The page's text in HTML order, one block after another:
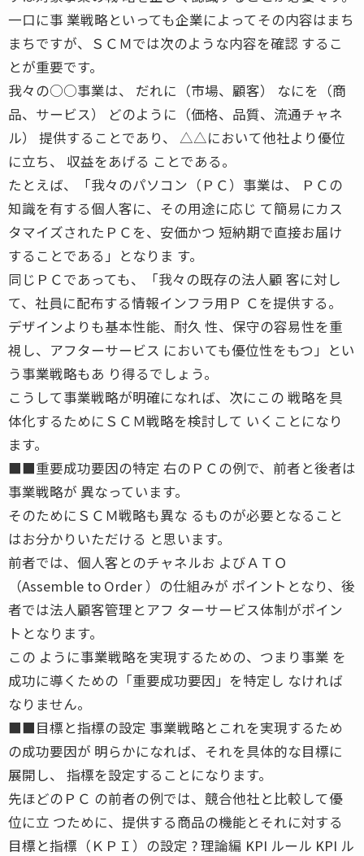
一口に事 業戦略といっても企業によってその内容はまち
まちですが、ＳＣＭでは次のような内容を確認 するこ
とが重要です。
我々の○○事業は、 だれに（市場、顧客） なにを（商
品、サービス） どのように（価格、品質、流通チャネ
ル） 提供することであり、 △△において他社より優位
に立ち、 収益をあげる ことである。
たとえば、「我々のパソコン（ＰＣ）事業は、 ＰＣの
知識を有する個人客に、その用途に応じ て簡易にカス
タマイズされたＰＣを、安価かつ 短納期で直接お届け
することである」となりま す。
同じＰＣであっても、「我々の既存の法人顧 客に対し
て、社員に配布する情報インフラ用Ｐ Ｃを提供する。
デザインよりも基本性能、耐久 性、保守の容易性を重
視し、アフターサービス においても優位性をもつ」とい
う事業戦略もあ り得るでしょう。
こうして事業戦略が明確になれば、次にこの 戦略を具
体化するためにＳＣＭ戦略を検討して いくことになり
ます。
■■重要成功要因の特定 右のＰＣの例で、前者と後者は
事業戦略が 異なっています。
そのためにＳＣＭ戦略も異な るものが必要となること
はお分かりいただける と思います。
前者では、個人客とのチャネルお よびＡＴＯ
（Assemble to Order ）の仕組みが ポイントとなり、後
者では法人顧客管理とアフ ターサービス体制がポイン
トとなります。
この ように事業戦略を実現するための、つまり事業 を
成功に導くための「重要成功要因」を特定し なければ
なりません。
■■目標と指標の設定 事業戦略とこれを実現するため
の成功要因が 明らかになれば、それを具体的な目標に
展開し、 指標を設定することになります。
先ほどのＰＣ の前者の例では、競合他社と比較して優
位に立 つために、提供する商品の機能とそれに対する
目標と指標（ＫＰＩ）の設定 ? 理論編 KPI ルール KPI ル